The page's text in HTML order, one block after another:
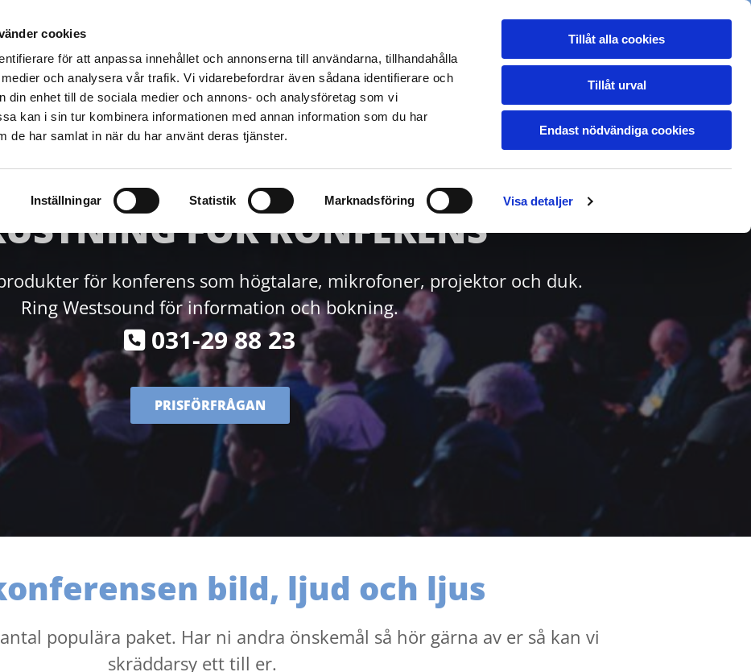
cookies
för att anpassa innehållet och annonserna till användarna, tillhandahålla
och analysera vår trafik. Vi vidarebefordrar även sådana identifierare och
din enhet till de sociala medier och annons- och analysföretag som vi
kan i sin tur kombinera informationen med annan information som du har
de har samlat in när du har använt deras tjänster.
Inställningar Statistik Marknadsföring Visa detaljer
Tillåt alla cookies
Tillåt urval
Endast nödvändiga cookies
UTHYRNING 031-298823
FÖR KONFERENS
för konferens som högtalare, mikrofoner, projektor och duk.
Ring Westsound för information och bokning.
031-29 88 23
PRISFÖRFRÅGAN
bild, ljud och ljus
populära paket. Har ni andra önskemål så hör gärna av er så kan vi
skräddarsy ett till er.